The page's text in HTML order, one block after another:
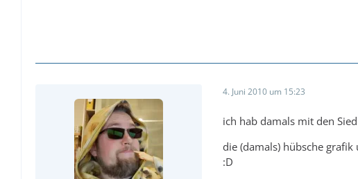
4. Juni 2010 um 15:23
ich hab damals mit den
die (damals) hübsche
:D